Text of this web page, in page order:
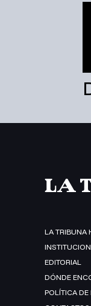
LA TRIBUNA
EDITORIAL
DÓNDE
POLÍTICA DE